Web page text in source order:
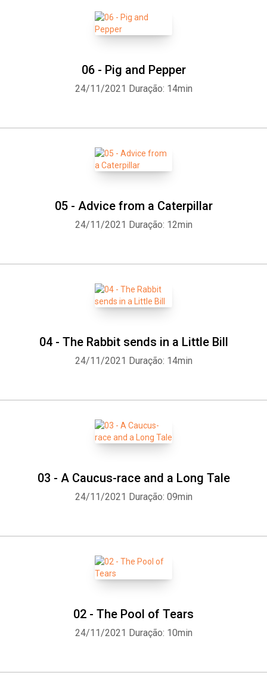
06 - Pig and Pepper
24/11/2021 Duração: 14min
05 - Advice from a Caterpillar
24/11/2021 Duração: 12min
04 - The Rabbit sends in a Little Bill
24/11/2021 Duração: 14min
03 - A Caucus-race and a Long Tale
24/11/2021 Duração: 09min
02 - The Pool of Tears
24/11/2021 Duração: 10min
Facebook Twitter